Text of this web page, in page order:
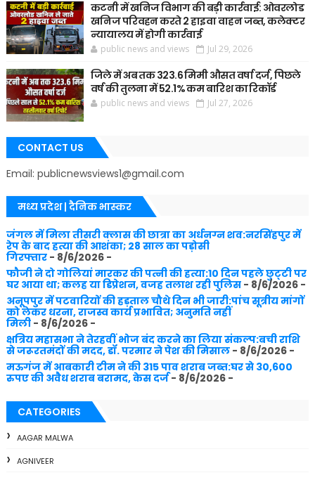
कटनी में खनिज विभाग की बड़ी कार्रवाई: ओवरलोड
खनिज परिवहन करते 2 हाइवा वाहन जब्त, कलेक्टर
न्यायालय में होगी कार्रवाई
public news and views Jul 29, 2026
जिले में अब तक 323.6 मिमी औसत वर्षा दर्ज, पिछले
वर्ष की तुलना में 52.1% कम बारिश का रिकॉर्ड
public news and views Jul 27, 2026
CONTACT US
Email: publicnewsviews1@gmail.com
मध्य प्रदेश | दैनिक भास्कर
जंगल में मिला तीसरी क्लास की छात्रा का अर्धनग्न शव:नरसिंहपुर में
रेप के बाद हत्या की आशंका; 28 साल का पड़ोसी
गिरफ्तार- 8/6/2026-
फौजी ने दो गोलियां मारकर की पत्नी की हत्या:10 दिन पहले छुट्‌टी पर
घर आया था; कलह या डिप्रेशन, वजह तलाश रही पुलिस- 8/6/2026-
अनूपपुर में पटवारियों की हड़ताल चौथे दिन भी जारी:पांच सूत्रीय मांगों
को लेकर धरना, राजस्व कार्य प्रभावित; अनुमति नहीं
मिली- 8/6/2026-
क्षत्रिय महासभा ने तेरहवीं भोज बंद करने का लिया संकल्प:बची राशि
से जरूरतमंदों की मदद, डॉ. परमार ने पेश की मिसाल- 8/6/2026-
मऊगंज में आबकारी टीम ने की 315 पाव शराब जब्त:घर से 30,600
रुपए की अवैध शराब बरामद, केस दर्ज- 8/6/2026-
CATEGORIES
AAGAR MALWA
AGNIVEER